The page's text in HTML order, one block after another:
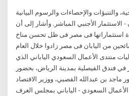
والتنبؤات والإحصاءات والرسوم البيانية
- الاستثمار الأجنبي المباشر. وأشار إلى أن
استثماراتها فى مصر فى ظل تحسن مناخ
من اليابان فى مصر زادوا خلال العام
منتدى الأعمال السعودي الياباني الذي
في فندق الفيصلية بمدينة الرياض، بحضور
ماجد بن عبدالله القصبي، ووزير الاقتصاد
السعودي - الياباني بمجلس الغرف